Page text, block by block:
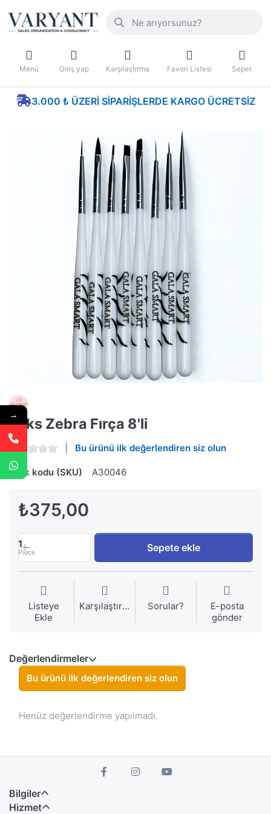
Menü Giriş yap Karşılaştırma Favori Listesi Sepet
3.000 ₺ ÜZERI SIPARIŞLERDE KARGO ÜCRETSIZ
Lüks Zebra Fırça 8'li
Bu ürünü ilk değerlendiren siz olun
Stok kodu (SKU) A30046
₺375,00
1
Piece Sepete ekle
Listeye
Ekle
Karşılaştırma Sorular?
E-posta
gönder
Değerlendirmeler
Bu ürünü ilk değerlendiren siz olun
Henüz değerlendirme yapılmadı.
Bilgiler
Hizmet
→